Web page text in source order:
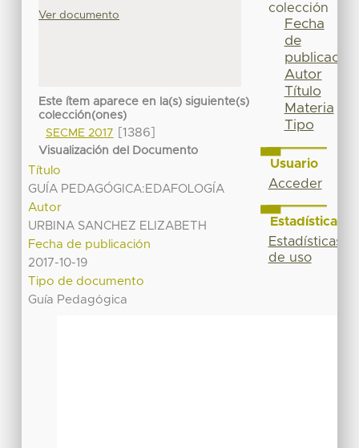
Ver documento
Este ítem aparece en la(s) siguiente(s)
colección(ones)
SECME 2017
[1386]
Visualización del Documento
Título
GUÍA PEDAGÓGICA:EDAFOLOGÍA
Autor
URBINA SANCHEZ ELIZABETH
Fecha de publicación
2017-10-19
Tipo de documento
Guía Pedagógica
colección
Fecha
de
publicación
Autor
Título
Materia
Tipo
Usuario
Acceder
Estadísticas
Estadísticas
de uso